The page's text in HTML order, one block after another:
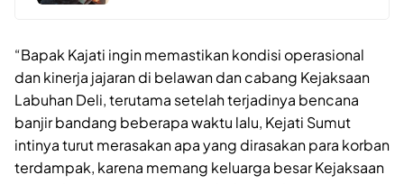
“Bapak Kajati ingin memastikan kondisi operasional
dan kinerja jajaran di belawan dan cabang Kejaksaan
Labuhan Deli, terutama setelah terjadinya bencana
banjir bandang beberapa waktu lalu, Kejati Sumut
intinya turut merasakan apa yang dirasakan para korban
terdampak, karena memang keluarga besar Kejaksaan